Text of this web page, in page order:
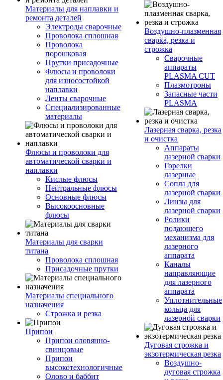
Материалы для наплавки и
ремонта деталей
Электроды сварочные
Проволока сплошная
Проволока
порошковая
Прутки присадочные
Флюсы и проволоки
для износостойкой
наплавки
Ленты сварочные
Специализированные
материалы
Флюсы и проволоки для
автоматической сварки и
наплавки
Кислые флюсы
Нейтральные флюсы
Основные флюсы
Высокоосновные
флюсы
Материалы для сварки
титана
Проволока сплошная
Присадочные прутки
Материалы специального
назначения
Строжка и резка
Припои
Припои оловянно-
свинцовые
Припои
высокотехнологичные
Олово и баббит
Воздушно-плазменная
сварка, резка и
строжка
Сварочные
аппараты
PLASMA CUT
Плазмотроны
Запасные части
PLASMA
Лазерная сварка, резка
и очистка
Аппараты
лазерной сварки
Горелки
лазерные
Сопла для
лазерной сварки
Линзы для
лазерной сварки
Ролики
подающего
механизма для
лазерного
аппарата
Каналы
направляющие
для лазерного
аппарата
Уплотнительные
кольца для
лазерной сварки
Дуговая строжка и
экзотермическая резка
Воздушно-
дуговая строжка